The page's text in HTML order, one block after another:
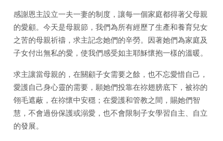
感謝恩主設立一夫一妻的制度，讓每一個家庭都得著父母親
的愛顧。今天是母親節，我們為所有經歷了生產和養育兒女
之苦的母親祈禱，求主記念她們的辛勞。因著她們為家庭及
子女付出無私的愛，使我們感受如主耶穌懷抱一樣的溫暖。
求主讓當母親的，在關顧子女需要之餘，也不忘愛惜自己，
愛護自己身心靈的需要，願她們投靠在祢翅膀底下，被祢的
翎毛遮蔽，在祢懷中安穩；在愛護和管教之間，賜她們智
慧，不會過份保護或溺愛，也不會限制子女學習自主、自立
的發展。